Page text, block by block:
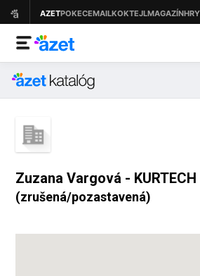
Zuzana Vargová - KURTECH
(zrušená/pozastavená)